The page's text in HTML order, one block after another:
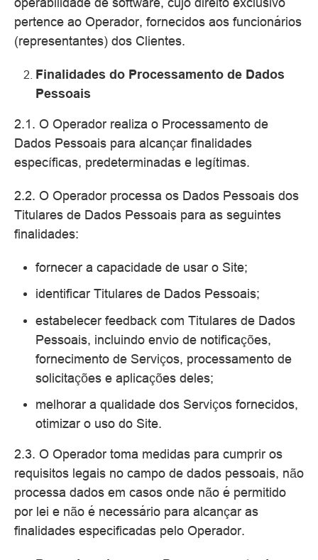
pertence ao Operador, fornecidos aos funcionários
(representantes) dos Clientes.
Finalidades do Processamento de Dados
Pessoais
2.1. O Operador realiza o Processamento de
Dados Pessoais para alcançar finalidades
específicas, predeterminadas e legítimas.
2.2. O Operador processa os Dados Pessoais dos
Titulares de Dados Pessoais para as seguintes
finalidades:
fornecer a capacidade de usar o Site;
identificar Titulares de Dados Pessoais;
estabelecer feedback com Titulares de Dados
Pessoais, incluindo envio de notificações,
fornecimento de Serviços, processamento de
solicitações e aplicações deles;
melhorar a qualidade dos Serviços fornecidos,
otimizar o uso do Site.
2.3. O Operador toma medidas para cumprir os
requisitos legais no campo de dados pessoais, não
processa dados em casos onde não é permitido
por lei e não é necessário para alcançar as
finalidades especificadas pelo Operador.